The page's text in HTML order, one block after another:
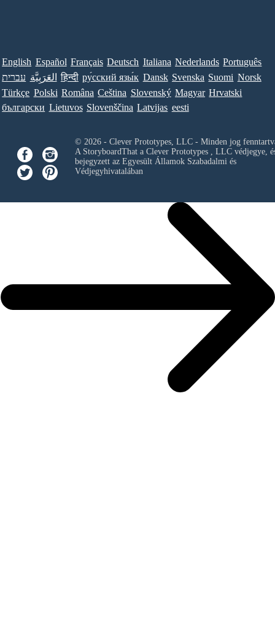
English Español Français Deutsch Italiana Nederlands Português
עברית العَرَبِيَّة हिन्दी ру́сский язы́к Dansk Svenska Suomi Norsk
Türkçe Polski Româna Ceština Slovenský Magyar Hrvatski
български Lietuvos Slovenščina Latvijas eesti
© 2026 - Clever Prototypes, LLC - Minden jog
A StoryboardThat a Clever Prototypes , LLCvédjegye,
bejegyzett az Egyesült Államok Szabadalmi és
Védjegyhivatalában